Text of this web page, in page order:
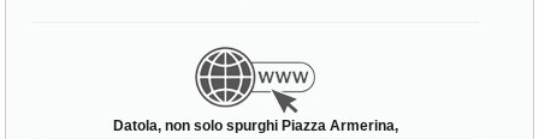
Datola, non solo spurghi Piazza Armerina,